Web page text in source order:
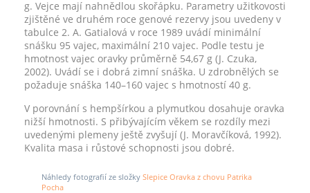
g. Vejce mají nahnědlou skořápku. Parametry užitkovosti
zjištěné ve druhém roce genové rezervy jsou uvedeny v
tabulce 2. A. Gatialová v roce 1989 uvádí minimální
snášku 95 vajec, maximální 210 vajec. Podle testu je
hmotnost vajec oravky průměrně 54,67 g (J. Czuka,
2002). Uvádí se i dobrá zimní snáška. U zdrobnělých se
požaduje snáška 140–160 vajec s hmotností 40 g.
V porovnání s hempšírkou a plymutkou dosahuje oravka
nižší hmotnosti. S přibývajícím věkem se rozdíly mezi
uvedenými plemeny ještě zvyšují (J. Moravčíková, 1992).
Kvalita masa i růstové schopnosti jsou dobré.
Náhledy fotografií ze složky Slepice Oravka z chovu Patrika
Pocha